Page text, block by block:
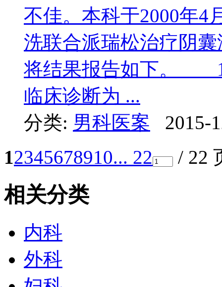
不佳。本科于2000年4
洗联合派瑞松治疗阴
将结果报告如下。
临床诊断为 ...
分类: 男科医案
2015-
12345678910... 22 / 22
相关分类
内科
外科